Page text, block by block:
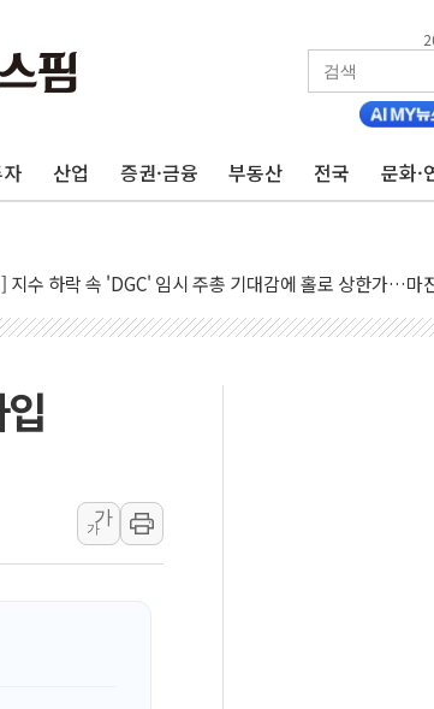
산업 증권·금융 부동산 전국 문화·
장 전 특징주...모더나·아이온큐·도어대시↑ VS 샌디스크
업이익 N% 성과급 반대…상법·자본시장법 개정 논의"
뷰, 미 주가선물 AI주 차익실현 속 혼조세...웨스턴디지
최고…美 고용 둔화·호르무즈 재개방 기대에 강세
긴장 완화에 실적 호조까지, 상승...호실적 보고 기업 상
지수 하락 속 'DGC' 임시 주총 기대감에 홀로 상한가…마
다이먼 "금융시장 레버리지 위험수위…숨은 차입이 더 큰
장관 "주 52시간 손봐야, 경쟁상대 中과 비교해야"
설 80주년…지역과 함께하는 '선봉'의 대민 봉사
전술, 중남미 콜롬비아에 새 안보 위기… 반군·마약카르텔
해상서 부유물 감긴 어선 구조
기지 누출, 백린 아닌 무해한 표면 부식 물질"
리업체서 불 2시간30여분만에 진화...외국인 노동자 숨져
가
가